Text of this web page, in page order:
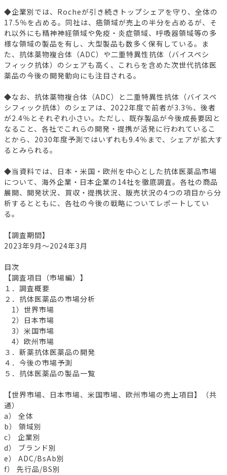
◆企業別では、Rocheが引き続きトップシェアを守り、全体の
17.5％を占める。同社は、癌領域が売上の半分を占めるが、そ
れ以外にも精神神経領域や免疫・炎症領域、呼吸器領域等の多
様な領域の製品を有し、大型製品も数多く保有している。ま
た、抗体薬物複合体（ADC）や二重特異性抗体（バイスペシ
フィック抗体）のシェアも高く、これらを含めた次世代抗体医
薬品の今後の開発動向にも注目される。
◆なお、抗体薬物複合体（ADC）と二重特異性抗体（バイスペ
シフィック抗体）のシェアは、2022年度で前者が3.3％、後者
が2.4％とそれぞれ小さい。ただし、既存製品が今後成長要因と
なること、各社でこれらの開発・提携が活発に行われているこ
とから、2030年度予測ではいずれも9.4％まで、シェアが拡大す
るとみられる。
◆当資料では、日本・米国・欧州を中心とした抗体医薬品市場
について、海外企業・日本企業の14社を徹底調査。各社の商品
展開、開発状況、買収・提携状況、販売状況の4つの項目から分
析するとともに、各社の今後の戦略についてレポートしてい
る。
【調査期間】
2023年9月～2024年3月
目次
【調査項目（市場編）】
１．調査概要
２．抗体医薬品の市場分析
1）世界市場
2）日本市場
3）米国市場
4）欧州市場
３．新薬抗体医薬品の開発
４．今後の市場予測
５．抗体医薬品の製品一覧
【世界市場、日本市場、米国市場、欧州市場の売上項目】（共
通）
a） 全体
b） 領域別
c） 企業別
d） ブランド別
e） ADC/BsAb別
f） 先行品/BS別